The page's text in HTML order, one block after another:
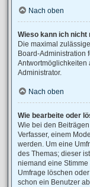
Nach oben
Wieso kann ich
Die maximal
Board-Administration
Antwortmöglichkeiten
Administrator.
Nach oben
Wie bearbeite oder
Wie bei den
Verfasser, einem
werden. Um eine
des Themas; dieser
niemand eine
Umfrage löschen
schon ein Benutzer